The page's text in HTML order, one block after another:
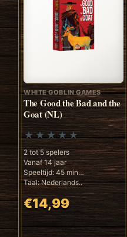
WHITE GOBLIN GAMES
The Good the Bad and the
Goat (NL)
2 tot 5 spelers
Vanaf 14 jaar
Speeltijd: 45 min
Taal: Nederlands..
€14,99